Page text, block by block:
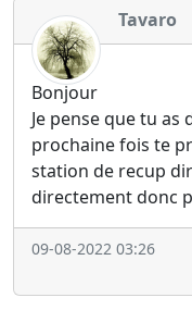
Tavaro
Bonjour
Je pense que tu
prochaine fois te
station de recup
directement donc
09-08-2022 03:26